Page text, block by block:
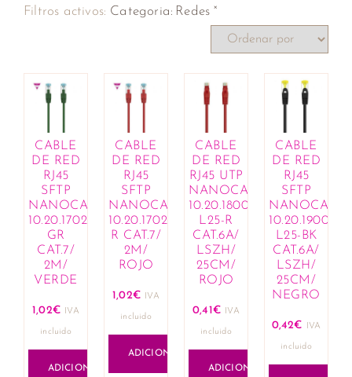
Filtros activos: Categoria: Redes ×
CABLE
DE RED
RJ45
SFTP
NANOCABLE
10.20.1702-
GR
CAT.7/
2M/
VERDE
1,02€ IVA
incluido
ADICIONAR
CABLE
DE RED
RJ45
SFTP
NANOCABLE
10.20.1702-
R CAT.7/
2M/
ROJO
1,02€ IVA
incluido
ADICIONAR
CABLE
DE RED
RJ45 UTP
NANOCABLE
10.20.1800-
L25-R
CAT.6A/
LSZH/
25CM/
ROJO
0,41 € IVA
incluido
ADICIONAR
CABLE
DE RED
RJ45
SFTP
NANOCABLE
10.20.1900-
L25-BK
CAT.6A/
LSZH/
25CM/
NEGRO
0,42€ IVA
incluido